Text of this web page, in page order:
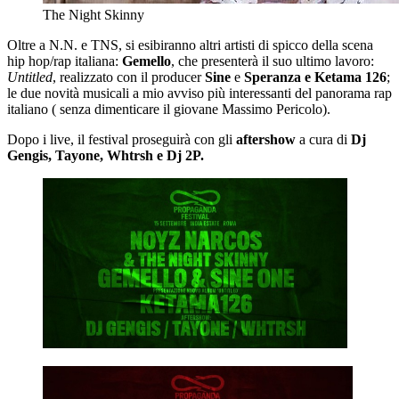
The Night Skinny
Oltre a N.N. e TNS, si esibiranno altri artisti di spicco della scena
hip hop/rap italiana: Gemello, che presenterà il suo ultimo lavoro:
Untitled, realizzato con il producerSine e Speranza e Ketama 126;
le due novità musicali a mio avviso più interessanti del panorama rap
italiano ( senza dimenticare il giovane Massimo Pericolo).
Dopo i live, il festival proseguirà con gli aftershow a cura di Dj
Gengis, Tayone, Whtrsh e Dj 2P.